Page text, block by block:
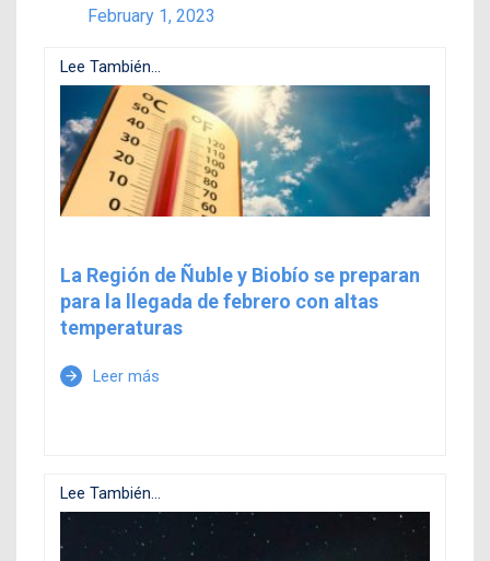
February 1, 2023
Lee También...
La Región de Ñuble y Biobío se preparan
para la llegada de febrero con altas
temperaturas
arrow_forward Leer más
Lee También...